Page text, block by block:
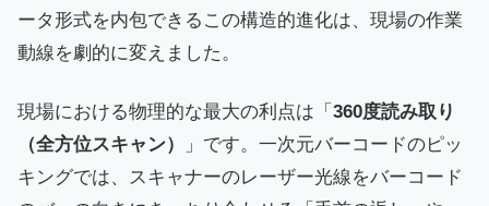
ータ形式を内包できるこの構造的進化は、現場の作業
動線を劇的に変えました。
現場における物理的な最大の利点は「 360度読み取り
（全方位スキャン）
」です。一次元バーコードのピッ
キングでは、スキャナーのレーザー光線をバーコード